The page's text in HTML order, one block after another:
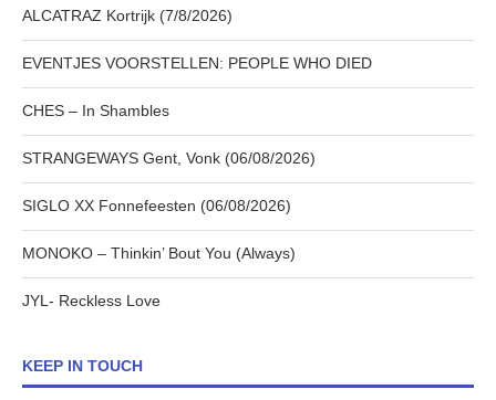
ALCATRAZ Kortrijk (7/8/2026)
EVENTJES VOORSTELLEN: PEOPLE WHO DIED
CHES – In Shambles
STRANGEWAYS Gent, Vonk (06/08/2026)
SIGLO XX Fonnefeesten (06/08/2026)
MONOKO – Thinkin’ Bout You (Always)
JYL- Reckless Love
KEEP IN TOUCH